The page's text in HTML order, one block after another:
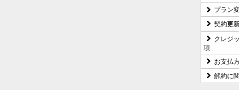
プラン
契約更
クレジ
項
お支払
解約に